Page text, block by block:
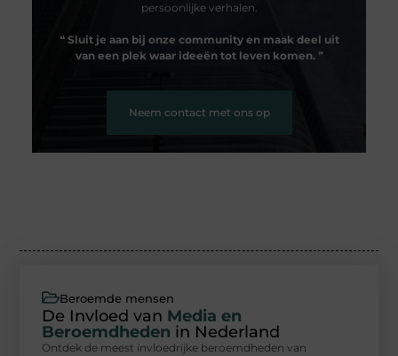
persoonlijke verhalen.
❝ Sluit je aan bij onze community en maak deel uit
van een plek waar ideeën tot leven komen.❞
Neem contact met ons op
Beroemde mensen
De Invloed van Media en
Beroemdheden in Nederland
Ontdek de meest invloedrijke beroemdheden van